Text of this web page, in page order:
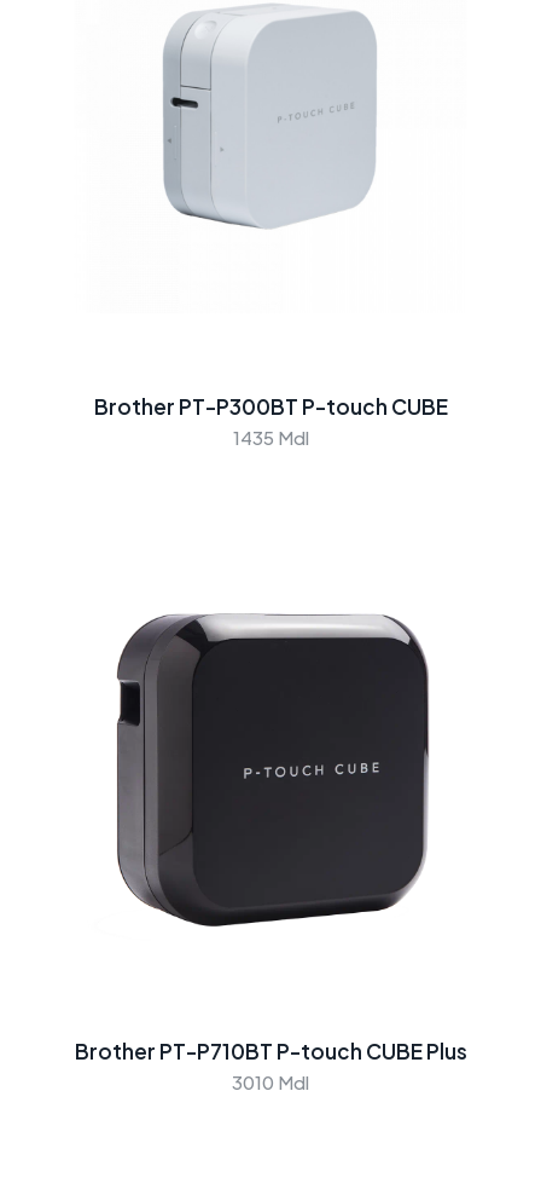
Brother PT-P300BT P-touch CUBE
1435 Mdl
Brother PT-P710BT P-touch CUBE Plus
3010 Mdl